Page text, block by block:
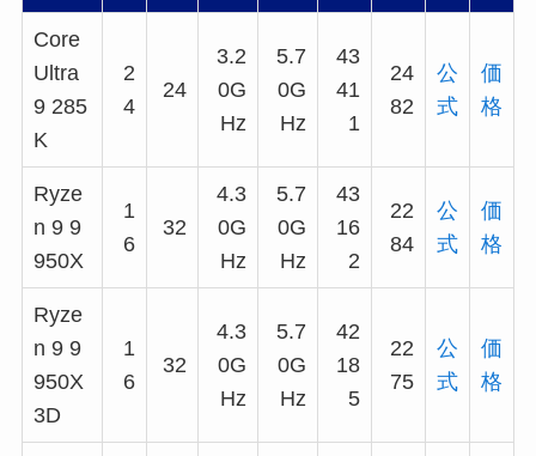
Core
Ultra
9 285
K
2
4
24
3.2
0G
Hz
5.7
0G
Hz
43
41
1
24
82
公
式
価
格
Ryze
n 9 9
950X
1
6
32
4.3
0G
Hz
5.7
0G
Hz
43
16
2
22
84
公
式
価
格
Ryze
n 9 9
950X
3D
1
6
32
4.3
0G
Hz
5.7
0G
Hz
42
18
5
22
75
公
式
価
格